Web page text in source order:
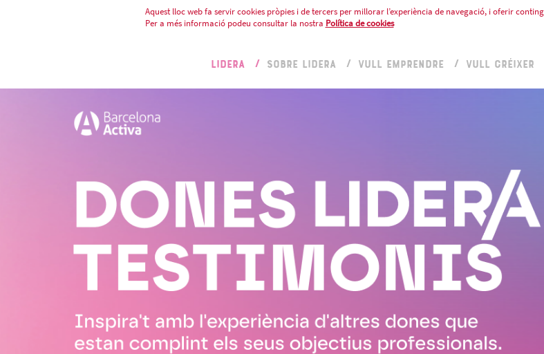
Aquest lloc web fa servir cookies pròpies i de tercers per millorar l’experiència de navegació, i oferir
Per a més informació podeu consultar la nostra Política de cookies
LIDERA SOBRE LIDERA VULL EMPRENDRE VULL CRÉIXER